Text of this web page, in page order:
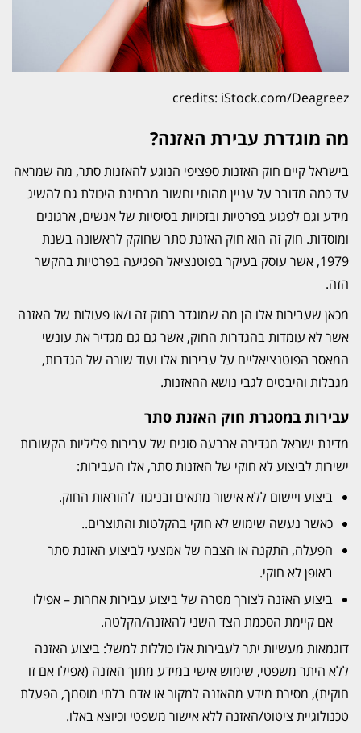
credits: iStock.com/Deagreez
מה מוגדרת עבירת האזנה?
בישראל קיים חוק האזנות ספציפי הנוגע להאזנות סתר, מה שמראה
עד כמה מדובר על עניין מהותי וחשוב מבחינת היכולת גם להשיג
מידע וגם לפגוע בפרטיות ובזכויות בסיסיות של אנשים, ארגונים
ומוסדות. חוק זה הוא חוק האזנת סתר שחוקק לראשונה בשנת
1979, אשר עוסק בעיקר בפוטנציאל הפגיעה בפרטיות בהקשר
הזה.
מכאן שעבירות אלו הן מה שמוגדר בחוק זה ו/או פעולות של האזנה
אשר לא עומדות בהגדרות החוק, אשר גם גם מגדיר את עונשי
המאסר הפוטנציאליים על עבירות אלו ועוד שורה של הגדרות,
מגבלות והיבטים לגבי נושא ההאזנות.
עבירות במסגרת חוק האזנת סתר
מדינת ישראל מגדירה ארבעה סוגים של עבירות פליליות הקשורות
ישירות לביצוע לא חוקי של האזנות סתר, אלו העבירות:
ביצוע ויישום ללא אישור מתאים ובניגוד להוראות החוק.
כאשר נעשה שימוש לא חוקי בהקלטות והתוצרים..
הפעלה, התקנה או הצבה של אמצעי לביצוע האזנת סתר
באופן לא חוקי.
ביצוע האזנה לצורך מטרה של ביצוע עבירות אחרות – אפילו
אם קיימת הסכמת הצד השני להאזנה/הקלטה.
דוגמאות מעשיות יתר לעבירות אלו כוללות למשל: ביצוע האזנה
ללא היתר משפטי, שימוש אישי במידע מתוך האזנה (אפילו אם זו
חוקית), מסירת מידע מהאזנה למקור או אדם בלתי מוסמך, הפעלת
טכנולוגיית ציטוט/האזנה ללא אישור משפטי וכיוצא באלו.